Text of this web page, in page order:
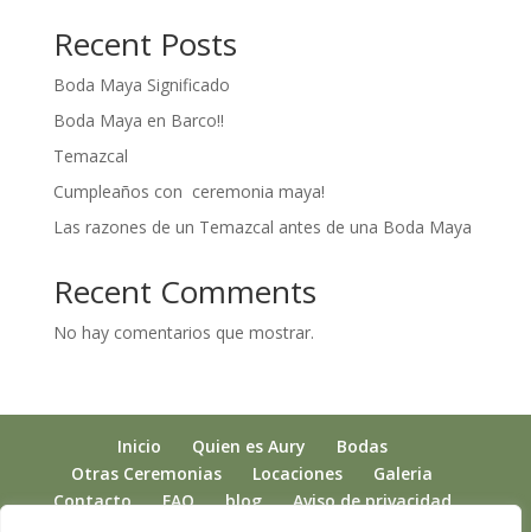
Recent Posts
Boda Maya Significado
Boda Maya en Barco!!
Temazcal
Cumpleaños con ceremonia maya!
Las razones de un Temazcal antes de una Boda Maya
Recent Comments
No hay comentarios que mostrar.
Inicio Quien es Aury
Bodas
Otras Ceremonias
Locaciones
Galeria
Contacto
FAQ blog Aviso de privacidad